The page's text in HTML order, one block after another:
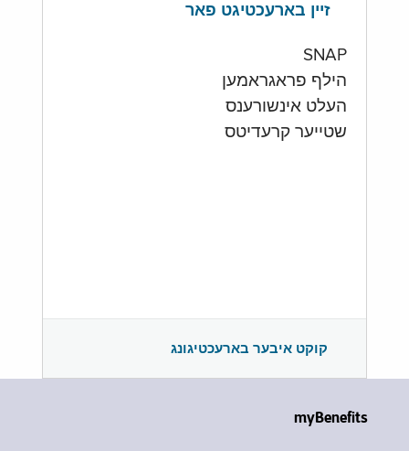
זיין בארעכטיגט פאר
SNAP
הילף פראגראמען
העלט אינשורענס
שטייער קרעדיטס
קוקט איבער בארעכטיגונג
myBenefits